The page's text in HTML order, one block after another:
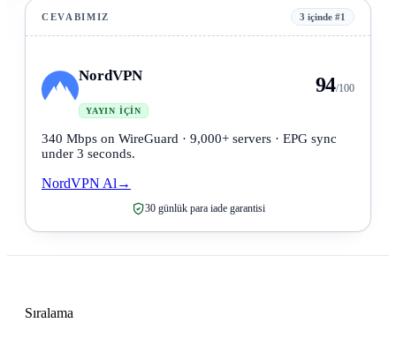
CEVABIMIZ 3 içinde #1
NordVPN
YAYIN İÇIN
94/100
340 Mbps on WireGuard · 9,000+ servers · EPG sync
under 3 seconds.
NordVPN Al →
30 günlük para iade garantisi
Sıralama